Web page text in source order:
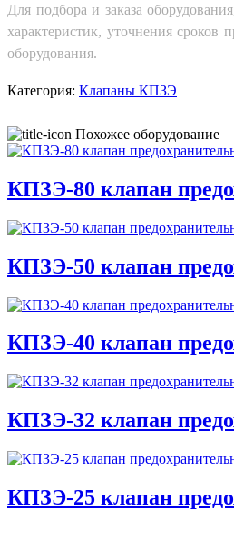
Для подбора и заказа
характеристик, уточнения сроков
оборудования.
Категория: Клапаны КПЗЭ
Похожее оборудование
КПЗЭ-80 клапан
КПЗЭ-50 клапан
КПЗЭ-40 клапан
КПЗЭ-32 клапан
КПЗЭ-25 клапан